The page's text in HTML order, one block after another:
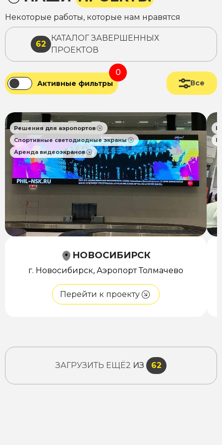
Некоторые работы, которые нам нравятся
62
КАТАЛОГ ЗАВЕРШЕННЫХ
ПРОЕКТОВ
Активные фильтры
0
Все
Решения для аэропортов
Спортивные светодиодные экраны
Аренда видеоэкранов
НОВОСИБИРСК
г. Новосибирск, Аэропорт Толмачево
Перейти к проекту
ЗАГРУЗИТЬ ЕЩЁ2 ИЗ 62